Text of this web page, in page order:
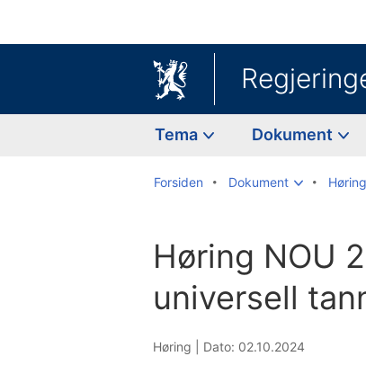
Tema Dokument
Forsiden Dokument
Høring NOU
universell
Høring | Dato: 02.10.2024